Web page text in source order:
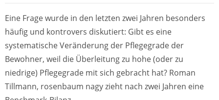
Eine Frage wurde in den letzten zwei Jahren besonders
häufig und kontrovers diskutiert: Gibt es eine
systematische Veränderung der Pflegegrade der
Bewohner, weil die Überleitung zu hohe (oder zu
niedrige) Pflegegrade mit sich gebracht hat? Roman
Tillmann, rosenbaum nagy zieht nach zwei Jahren eine